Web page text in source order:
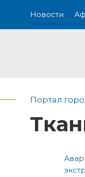
Новости
Портал